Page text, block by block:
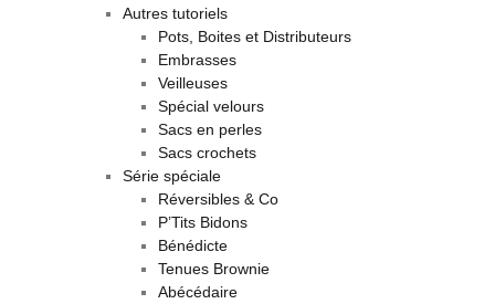
Autres tutoriels
Pots, Boites et Distributeurs
Embrasses
Veilleuses
Spécial velours
Sacs en perles
Sacs crochets
Série spéciale
Réversibles & Co
P’Tits Bidons
Bénédicte
Tenues Brownie
Abécédaire